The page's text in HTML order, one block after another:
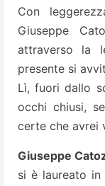
Con
Giuseppe
attraverso la
presente si
Lì, fuori dallo
occhi chiusi,
certe che avrei
Giuseppe
si è laureato in